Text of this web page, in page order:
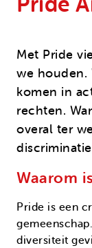
Met Pride
we houden.
komen in
rechten.
overal ter
Waarom
Pride is een
diversiteit
Onze
Contact